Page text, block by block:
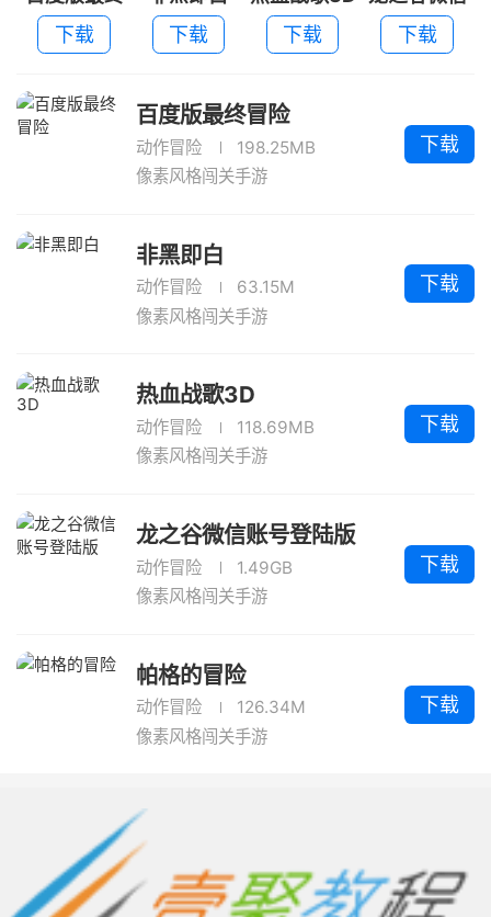
冒险
下载
下载
下载
账号登陆版
下载
百度版最终冒险
动作冒险
198.25MB
像素风格闯关手游
下载
非黑即白
动作冒险
63.15M
像素风格闯关手游
下载
热血战歌3D
动作冒险
118.69MB
像素风格闯关手游
下载
龙之谷微信账号登陆版
动作冒险
1.49GB
像素风格闯关手游
下载
帕格的冒险
动作冒险
126.34M
像素风格闯关手游
下载